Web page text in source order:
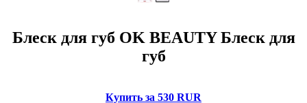
Блеск для губ OK BEAUTY Блеск для
губ
Купить за 530 RUR